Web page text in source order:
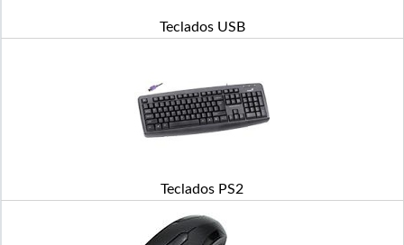
Teclados USB
Teclados PS2